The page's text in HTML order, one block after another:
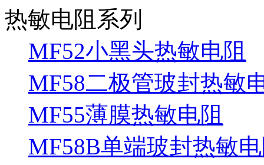
热敏电阻系列
MF52小黑头热敏电阻
MF58二极管玻封热敏
MF55薄膜热敏电阻
MF58B单端玻封热敏